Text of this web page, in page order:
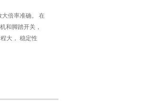
率准确。 在
踏开关，
大， 稳定性